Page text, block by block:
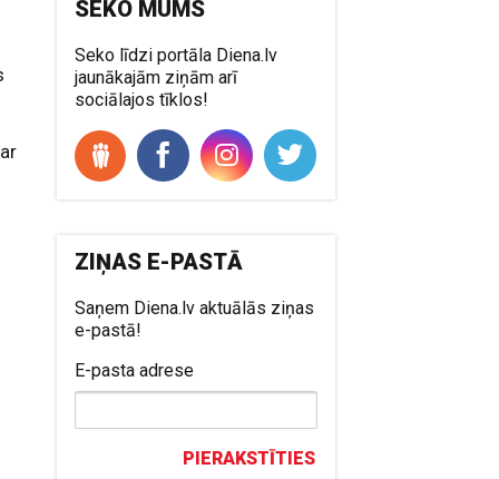
SEKO MUMS
Seko līdzi portāla Diena.lv
jaunākajām ziņām arī
sociālajos tīklos!
ZIŅAS E-PASTĀ
Saņem Diena.lv aktuālās ziņas
e-pastā!
E-pasta adrese
PIERAKSTĪTIES